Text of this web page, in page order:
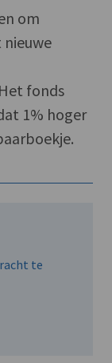
om
fonds
1% hoger
te